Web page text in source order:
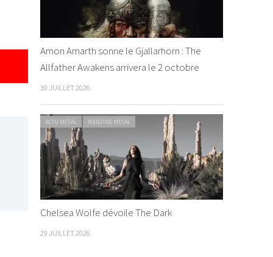
Amon Amarth sonne le Gjallarhorn : The
Allfather Awakens arrivera le 2 octobre
30 JUILLET 2026
ACTU METAL WEBZINE METAL
Chelsea Wolfe dévoile The Dark
29 JUILLET 2026